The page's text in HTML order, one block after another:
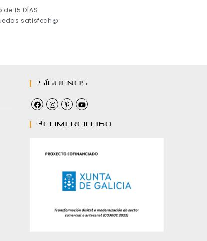
de 15 DÍAS
satisfech@.
Síguenos
#comercio360